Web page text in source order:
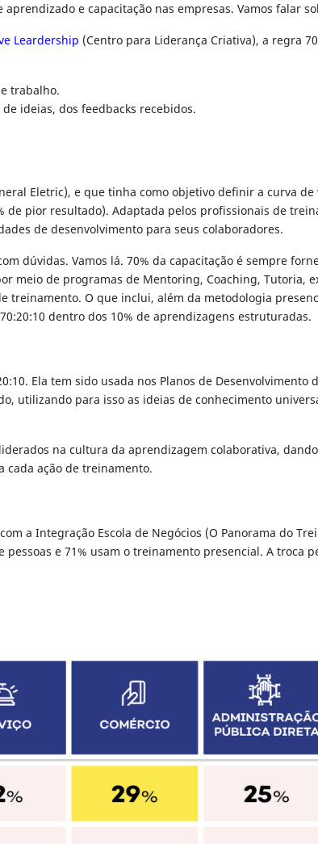
e capacitação nas empresas. Vamos falar
Leardership (Centro para Liderança Criativa), a regra
trabalho.
ideias, dos feedbacks recebidos.
Eletric), e que tinha como objetivo definir a curva
de pior resultado). Adaptada pelos profissionais de
de desenvolvimento para seus colaboradores.
dúvidas. Vamos lá. 70% da capacitação é sempre
meio de programas de Mentoring, Coaching, Tutoria,
treinamento. O que inclui, além da metodologia
dentro dos 10% de aprendizagens estruturadas.
Ela tem sido usada nos Planos de Desenvolvimento
utilizando para isso as ideias de conhecimento
na cultura da aprendizagem colaborativa,
cada ação de treinamento.
a Integração Escola de Negócios (O Panorama do
e 71% usam o treinamento presencial. A troca